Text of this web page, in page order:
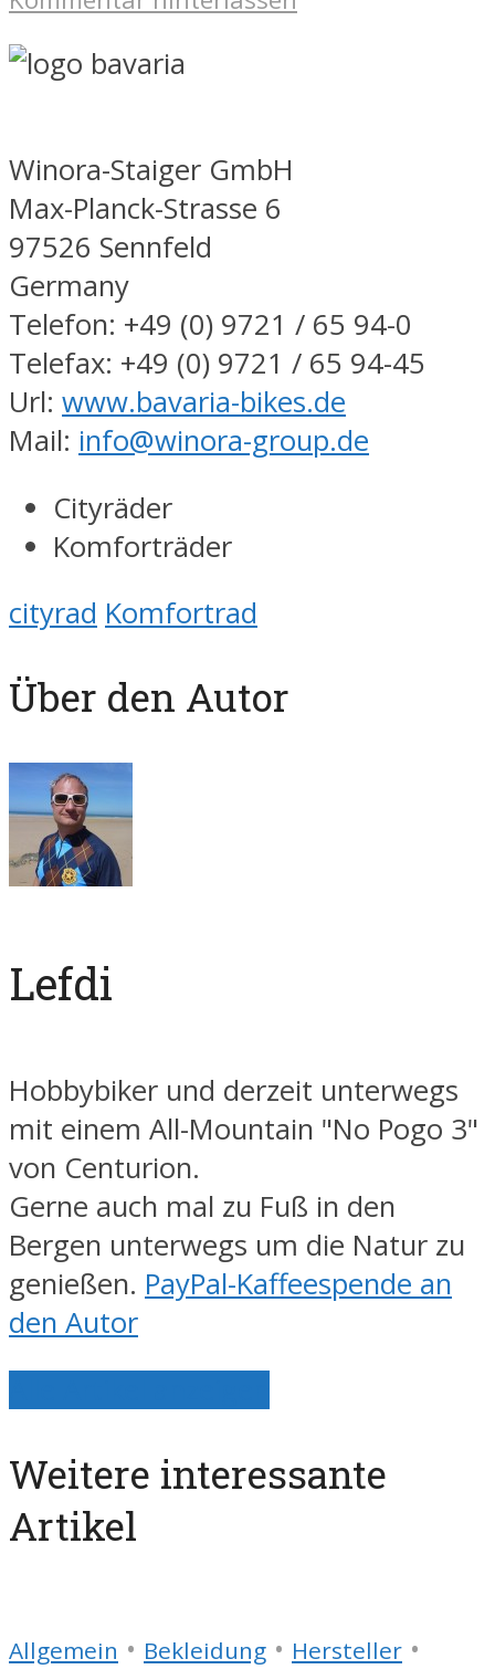
Winora-Staiger GmbH
Max-Planck-Strasse 6
97526 Sennfeld
Germany
Telefon: +49 (0) 9721 / 65 94-0
Telefax: +49 (0) 9721 / 65 94-45
Url: www.bavaria-bikes.de
Mail: info@winora-group.de
Cityräder
Komforträder
cityrad Komfortrad
Über den Autor
Lefdi
Hobbybiker und derzeit unterwegs
mit einem All-Mountain "No Pogo 3"
von Centurion.
Gerne auch mal zu Fuß in den
Bergen unterwegs um die Natur zu
genießen. PayPal-Kaffeespende an
den Autor
Weitere interessante
Artikel
Allgemein • Bekleidung • Hersteller •